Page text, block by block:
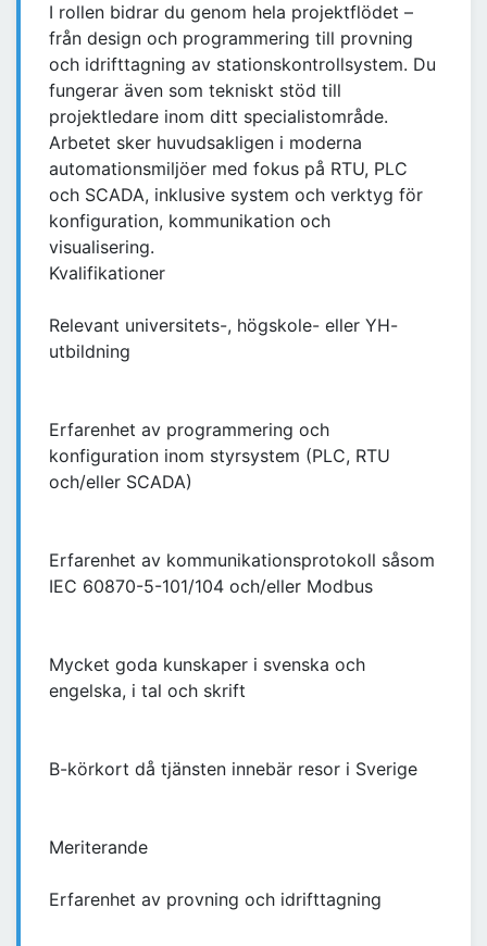
I rollen bidrar du genom hela projektflödet –
från design och programmering till provning
och idrifttagning av stationskontrollsystem. Du
fungerar även som tekniskt stöd till
projektledare inom ditt specialistområde.
Arbetet sker huvudsakligen i moderna
automationsmiljöer med fokus på RTU, PLC
och SCADA, inklusive system och verktyg för
konfiguration, kommunikation och
visualisering.
Kvalifikationer
Relevant universitets-, högskole- eller YH-
utbildning
Erfarenhet av programmering och
konfiguration inom styrsystem (PLC, RTU
och/eller SCADA)
Erfarenhet av kommunikationsprotokoll såsom
IEC 60870-5-101/104 och/eller Modbus
Mycket goda kunskaper i svenska och
engelska, i tal och skrift
B-körkort då tjänsten innebär resor i Sverige
Meriterande
Erfarenhet av provning och idrifttagning